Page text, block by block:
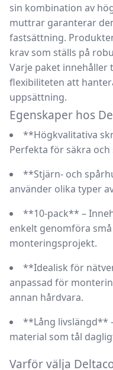
sin kombination av
muttrar garanterar
fastsättning.
krav som ställs på
Varje paket innehåller
flexibiliteten att
uppsättning.
Egenskaper hos
**Högkvalitativa
Perfekta för säkra
**Stjärn- och
använder olika typer
**10-pack** –
enkelt genomföra
monteringsprojekt.
**Idealisk för
anpassad för
annan hårdvara.
**Lång livslängd**
material som tål
Varför välja